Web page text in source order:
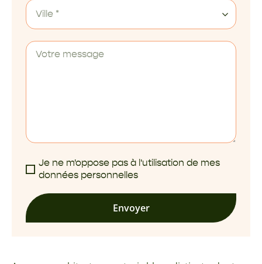
Ville *
Je ne m'oppose pas à l'utilisation de mes
données personnelles
Envoyer